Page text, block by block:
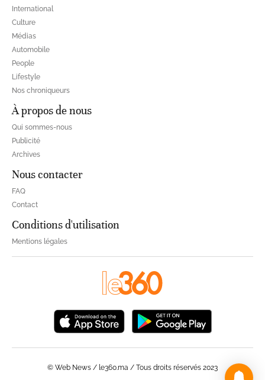
International
Culture
Médias
Automobile
People
Lifestyle
Nos chroniqueurs
À propos de nous
Qui sommes-nous
Publicité
Archives
Nous contacter
FAQ
Contact
Conditions d'utilisation
Mentions légales
© Web News / le360.ma / Tous droits réservés 2023